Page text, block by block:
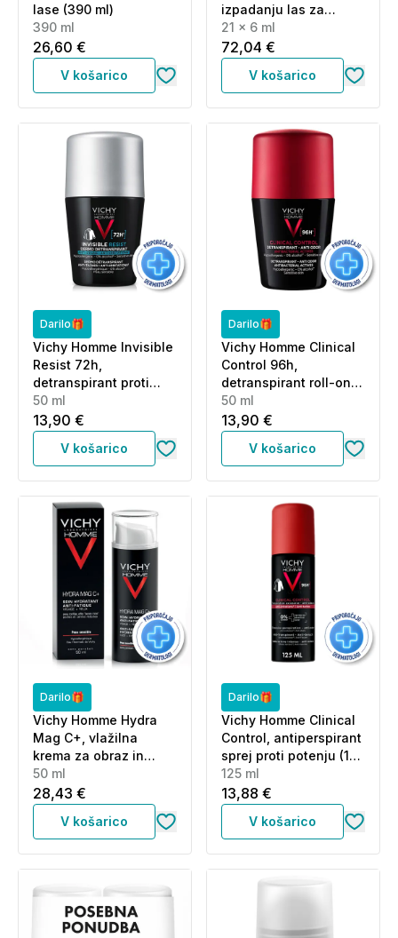
lase (390 ml)
390 ml
26,60 €
V košarico
izpadanju las za
moške (21 x 6 ml)
21 x 6 ml
72,04 €
V košarico
Darilo🎁
Vichy Homme Invisible
Resist 72h,
detranspirant proti
madežem in
razdraženosti - roll-on
(50 ml)
50 ml
13,90 €
V košarico
Darilo🎁
Vichy Homme Clinical
Control 96h,
detranspirant roll-on
proti neprijetnemu
vonju (50 ml)
50 ml
13,90 €
V košarico
Darilo🎁
Vichy Homme Hydra
Mag C+, vlažilna
krema za obraz in
predel okrog oči (50
ml)
50 ml
28,43 €
V košarico
Darilo🎁
Vichy Homme Clinical
Control, antiperspirant
sprej proti potenju (125
ml)
125 ml
13,88 €
V košarico